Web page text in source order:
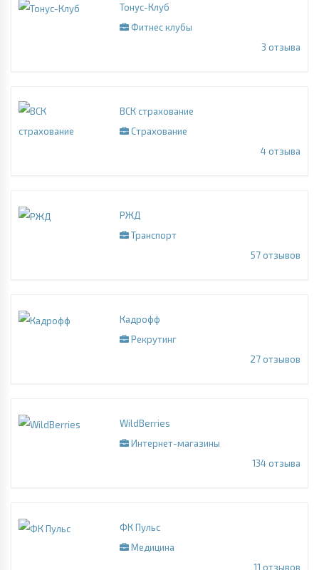
Тонус-Клуб
Фитнес клубы
3 отзыва
ВСК страхование
Страхование
4 отзыва
РЖД
Транспорт
57отзывов
Кадрофф
Рекрутинг
27отзывов
WildBerries
Интернет-магазины
134 отзыва
ФК Пульс
Медицина
11 отзывов